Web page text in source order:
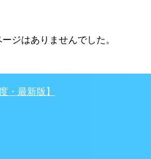
ジはありませんでした。
・最新版】